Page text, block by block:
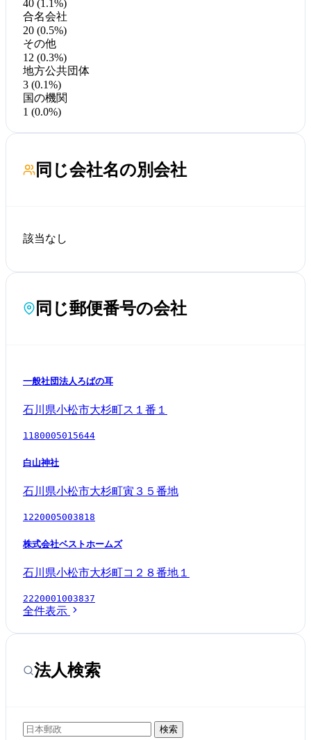
40 (1.1%)
合名会社
20 (0.5%)
その他
12 (0.3%)
地方公共団体
3 (0.1%)
国の機関
1 (0.0%)
同じ会社名の別会社
該当なし
同じ郵便番号の会社
一般社団法人ろばの耳
石川県小松市大杉町ス１番１
1180005015644
白山神社
石川県小松市大杉町寅３５番地
1220005003818
株式会社ベストホームズ
石川県小松市大杉町コ２８番地１
2220001003837
全件表示
法人検索
検索